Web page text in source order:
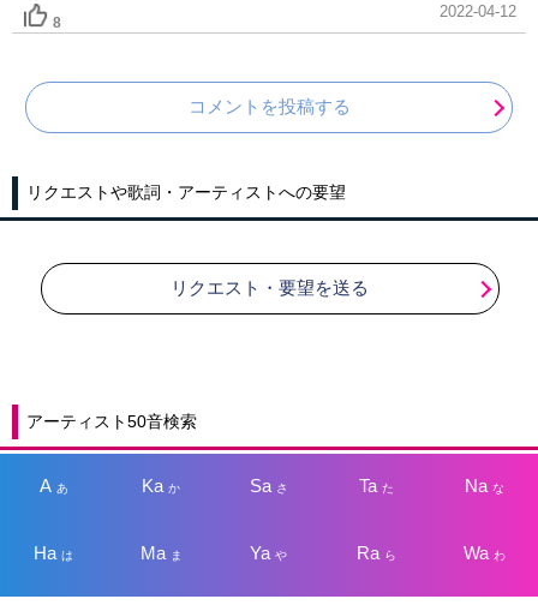
8
2022-04-12
コメントを投稿する
リクエストや歌詞・アーティストへの要望
リクエスト・要望を送る
アーティスト50音検索
A あ Kaか Sa さ Taた Na な
Haは Ma ま Yaや Ra ら Wa わ